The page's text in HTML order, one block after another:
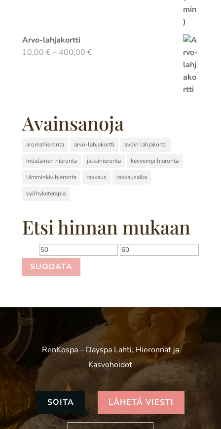
Arvo-lahjakortti
10,00 € – 400,00 €Hintaluokka:
Avainsanoja
aromahieronta arvo-lahjakortti avoin lahjakortti
intialainen hieronta jalkahieronta kevyempi hieronta
lämminkivihieronta raskaus raskausaika
vyöhyketerapia
Etsi hinnan mukaan
Minimihinta Maksimihinta
SUODATA
RenKospa – Dayspa Lahti, Hieronnat ja
Kasvohoidot
SOITA LÄHETÄ VIESTI